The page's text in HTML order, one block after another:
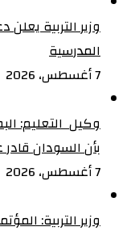
وزير التربية
المدرسية
7 أغسطس، 2026
وكيل التعليم:
بأن السودان
7 أغسطس، 2026
وزير التربية: